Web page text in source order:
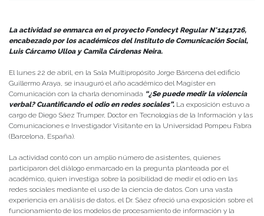
La actividad se enmarca en el proyecto Fondecyt Regular N°1241726,
encabezado por los académicos del Instituto de Comunicación Social,
Luis Cárcamo Ulloa y Camila Cárdenas Neira.
El lunes 22 de abril, en la Sala Multipropósito Jorge Bárcena del edificio
Guillermo Araya, se inauguró el año académico del Magíster en
Comunicación con la charla denominada “¿Se puede medir la violencia
verbal? Cuantificando el odio en redes sociales”. La exposición estuvo a
cargo de Diego Sáez Trumper, Doctor en Tecnologías de la Información y las
Comunicaciones e Investigador Visitante en la Universidad Pompeu Fabra
(Barcelona, España).
La actividad contó con un amplio número de asistentes, quienes
participaron del diálogo enmarcado en la pregunta planteada por el
académico, quien investiga sobre la posibilidad de medir el odio en las
redes sociales mediante el uso de la ciencia de datos. Con una vasta
experiencia en análisis de datos, el Dr. Sáez ofreció una exposición sobre el
funcionamiento de los modelos de procesamiento de información y la